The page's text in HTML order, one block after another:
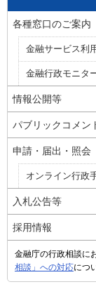
各種窓口のご案内
金融サービス利
金融行政モニタ
情報公開等
パブリックコメン
申請・届出・照会
オンライン行政
入札公告等
採用情報
金融庁の行政相談に
相談」への対応につ